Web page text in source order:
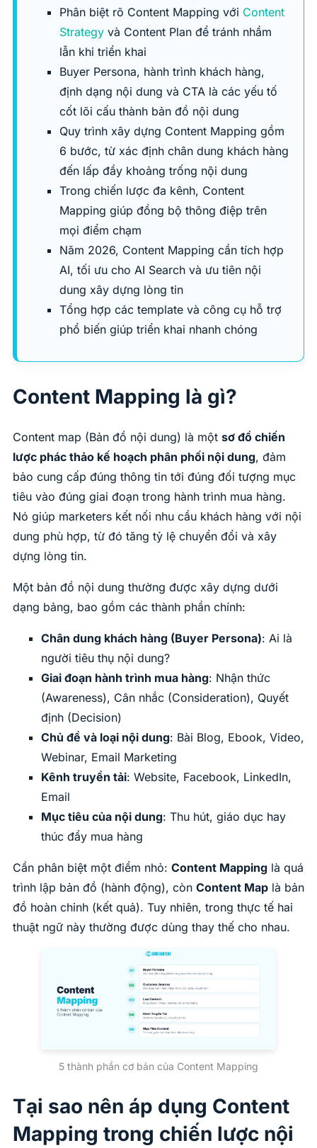
Phân biệt rõ Content Mapping với Content
Strategy và Content Plan để tránh nhầm
lẫn khi triển khai
Buyer Persona, hành trình khách hàng,
định dạng nội dung và CTA là các yếu tố
cốt lõi cấu thành bản đồ nội dung
Quy trình xây dựng Content Mapping gồm
6 bước, từ xác định chân dung khách hàng
đến lấp đầy khoảng trống nội dung
Trong chiến lược đa kênh, Content
Mapping giúp đồng bộ thông điệp trên
mọi điểm chạm
Năm 2026, Content Mapping cần tích hợp
AI, tối ưu cho AI Search và ưu tiên nội
dung xây dựng lòng tin
Tổng hợp các template và công cụ hỗ trợ
phổ biến giúp triển khai nhanh chóng
Content Mapping là gì?
Content map (Bản đồ nội dung) là một sơ đồ chiến
lược phác thảo kế hoạch phân phối nội dung, đảm
bảo cung cấp đúng thông tin tới đúng đối tượng mục
tiêu vào đúng giai đoạn trong hành trình mua hàng.
Nó giúp marketers kết nối nhu cầu khách hàng với nội
dung phù hợp, từ đó tăng tỷ lệ chuyển đổi và xây
dựng lòng tin.
Một bản đồ nội dung thường được xây dựng dưới
dạng bảng, bao gồm các thành phần chính:
Chân dung khách hàng (Buyer Persona): Ai là
người tiêu thụ nội dung?
Giai đoạn hành trình mua hàng: Nhận thức
(Awareness), Cân nhắc (Consideration), Quyết
định (Decision)
Chủ đề và loại nội dung: Bài Blog, Ebook, Video,
Webinar, Email Marketing
Kênh truyền tải: Website, Facebook, LinkedIn,
Email
Mục tiêu của nội dung: Thu hút, giáo dục hay
thúc đẩy mua hàng
Cần phân biệt một điểm nhỏ: Content Mapping là quá
trình lập bản đồ (hành động), còn Content Map là bản
đồ hoàn chỉnh (kết quả). Tuy nhiên, trong thực tế hai
thuật ngữ này thường được dùng thay thế cho nhau.
5 thành phần cơ bản của Content Mapping
Tại sao nên áp dụng Content
Mapping trong chiến lược nội